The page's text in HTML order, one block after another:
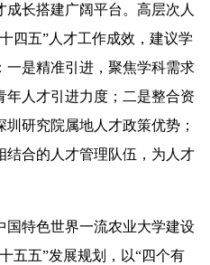
长搭建广阔平台。高层次人
四五”人才工作成效，建议学
一是精准引进，聚焦学科需求
人才引进力度；二是整合资
研究院属地人才政策优势；
结合的人才管理队伍，为人才
国特色世界一流农业大学建设
五五”发展规划，以“四个有